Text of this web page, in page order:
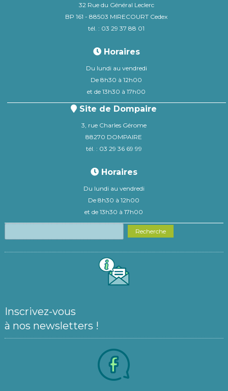
32 Rue du Général Leclerc
BP 161 - 88503 MIRECOURT Cedex
tél. : 03 29 37 88 01
Horaires
Du lundi au vendredi
De 8h30 à 12h00
et de 13h30 à 17h00
Site de Dompaire
3, rue Charles Gérome
88270 DOMPAIRE
tél. : 03 29 36 69 99
Horaires
Du lundi au vendredi
De 8h30 à 12h00
et de 13h30 à 17h00
Recherche
Inscrivez-vous
à nos newsletters !